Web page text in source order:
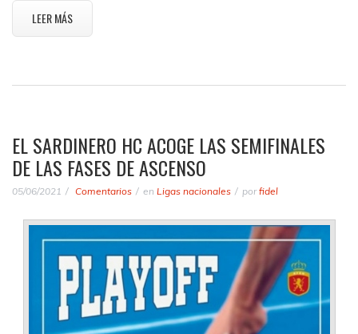
LEER MÁS
EL SARDINERO HC ACOGE LAS SEMIFINALES
DE LAS FASES DE ASCENSO
05/06/2021 Comentarios en Ligas nacionales porfidel